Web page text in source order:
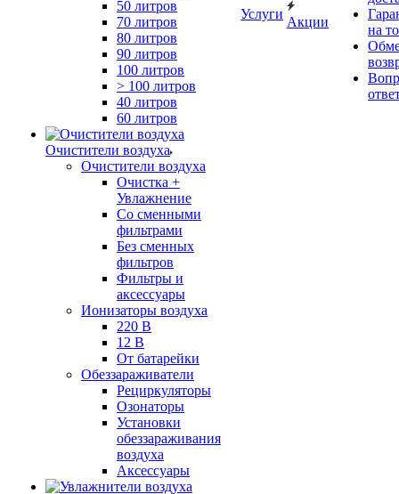
50 литров
70 литров
80 литров
90 литров
100 литров
> 100 литров
40 литров
60 литров
Очистители воздуха
Очистители воздуха
Очистка +
Увлажнение
Cо сменными
фильтрами
Без сменных
фильтров
Фильтры и
аксессуары
Ионизаторы воздуха
220 В
12 В
От батарейки
Обеззараживатели
Рециркуляторы
Озонаторы
Установки
обеззараживания
воздуха
Аксессуары
Услуги
Акции
на